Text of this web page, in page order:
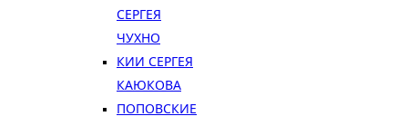
СЕРГЕЯ
ЧУХНО
КИИ СЕРГЕЯ
КАЮКОВА
ПОПОВСКИЕ